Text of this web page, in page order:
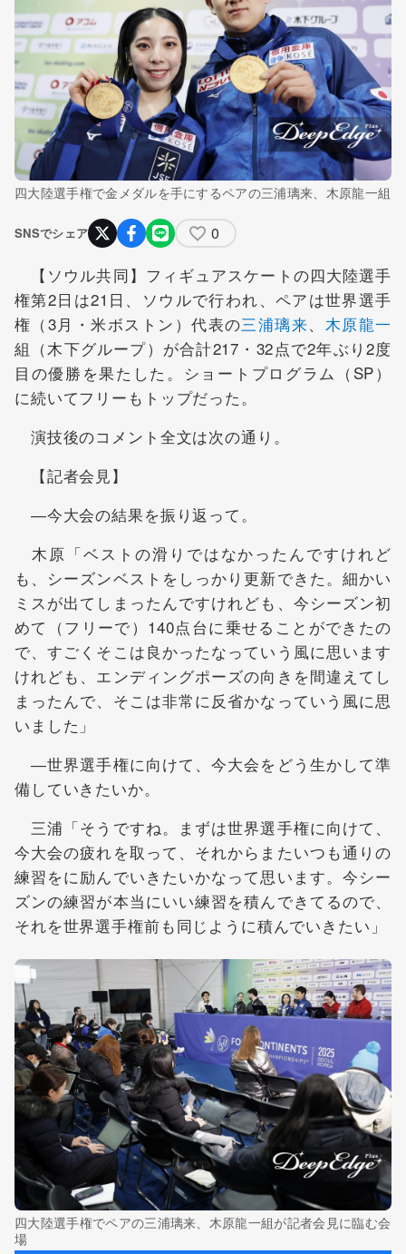
四大陸選手権で金メダルを手にするペアの三浦璃来、木原龍一組
SNSでシェア 0
【ソウル共同】フィギュアスケートの四大陸選手
権第2日は21日、ソウルで行われ、ペアは世界選手
権（3月・米ボストン）代表の三浦璃来、 木原龍一
組（木下グループ）が合計217・32点で2年ぶり2度
目の優勝を果たした。ショートプログラム（SP）
に続いてフリーもトップだった。
演技後のコメント全文は次の通り。
【記者会見】
―今大会の結果を振り返って。
木原「ベストの滑りではなかったんですけれど
も、シーズンベストをしっかり更新できた。細かい
ミスが出てしまったんですけれども、今シーズン初
めて（フリーで）140点台に乗せることができたの
で、すごくそこは良かったなっていう風に思います
けれども、エンディングポーズの向きを間違えてし
まったんで、そこは非常に反省かなっていう風に思
いました」
―世界選手権に向けて、今大会をどう生かして準
備していきたいか。
三浦「そうですね。まずは世界選手権に向けて、
今大会の疲れを取って、それからまたいつも通りの
練習をに励んでいきたいかなって思います。今シー
ズンの練習が本当にいい練習を積んできてるので、
それを世界選手権前も同じように積んでいきたい」
四大陸選手権でペアの三浦璃来、木原龍一組が記者会見に臨む会
場